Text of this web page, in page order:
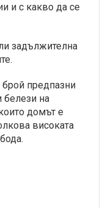
и с какво да се
задължителна
брой предпазни
белези на
домът е
високата